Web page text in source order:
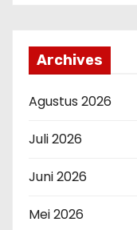
Archives
Agustus 2026
Juli 2026
Juni 2026
Mei 2026